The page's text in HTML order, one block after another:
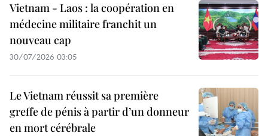
Vietnam - Laos : la coopération en
médecine militaire franchit un
nouveau cap
30/07/2026 03:05
Le Vietnam réussit sa première
greffe de pénis à partir d’un donneur
en mort cérébrale